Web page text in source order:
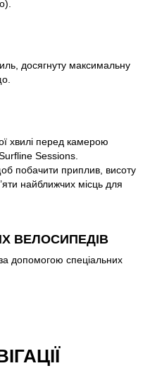
досягнуту максимальну
хвилі перед камерою
Sessions.
побачити приплив, висоту
найближчих місць для
ВЕЛОСИПЕДІВ
за допомогою спеціальних